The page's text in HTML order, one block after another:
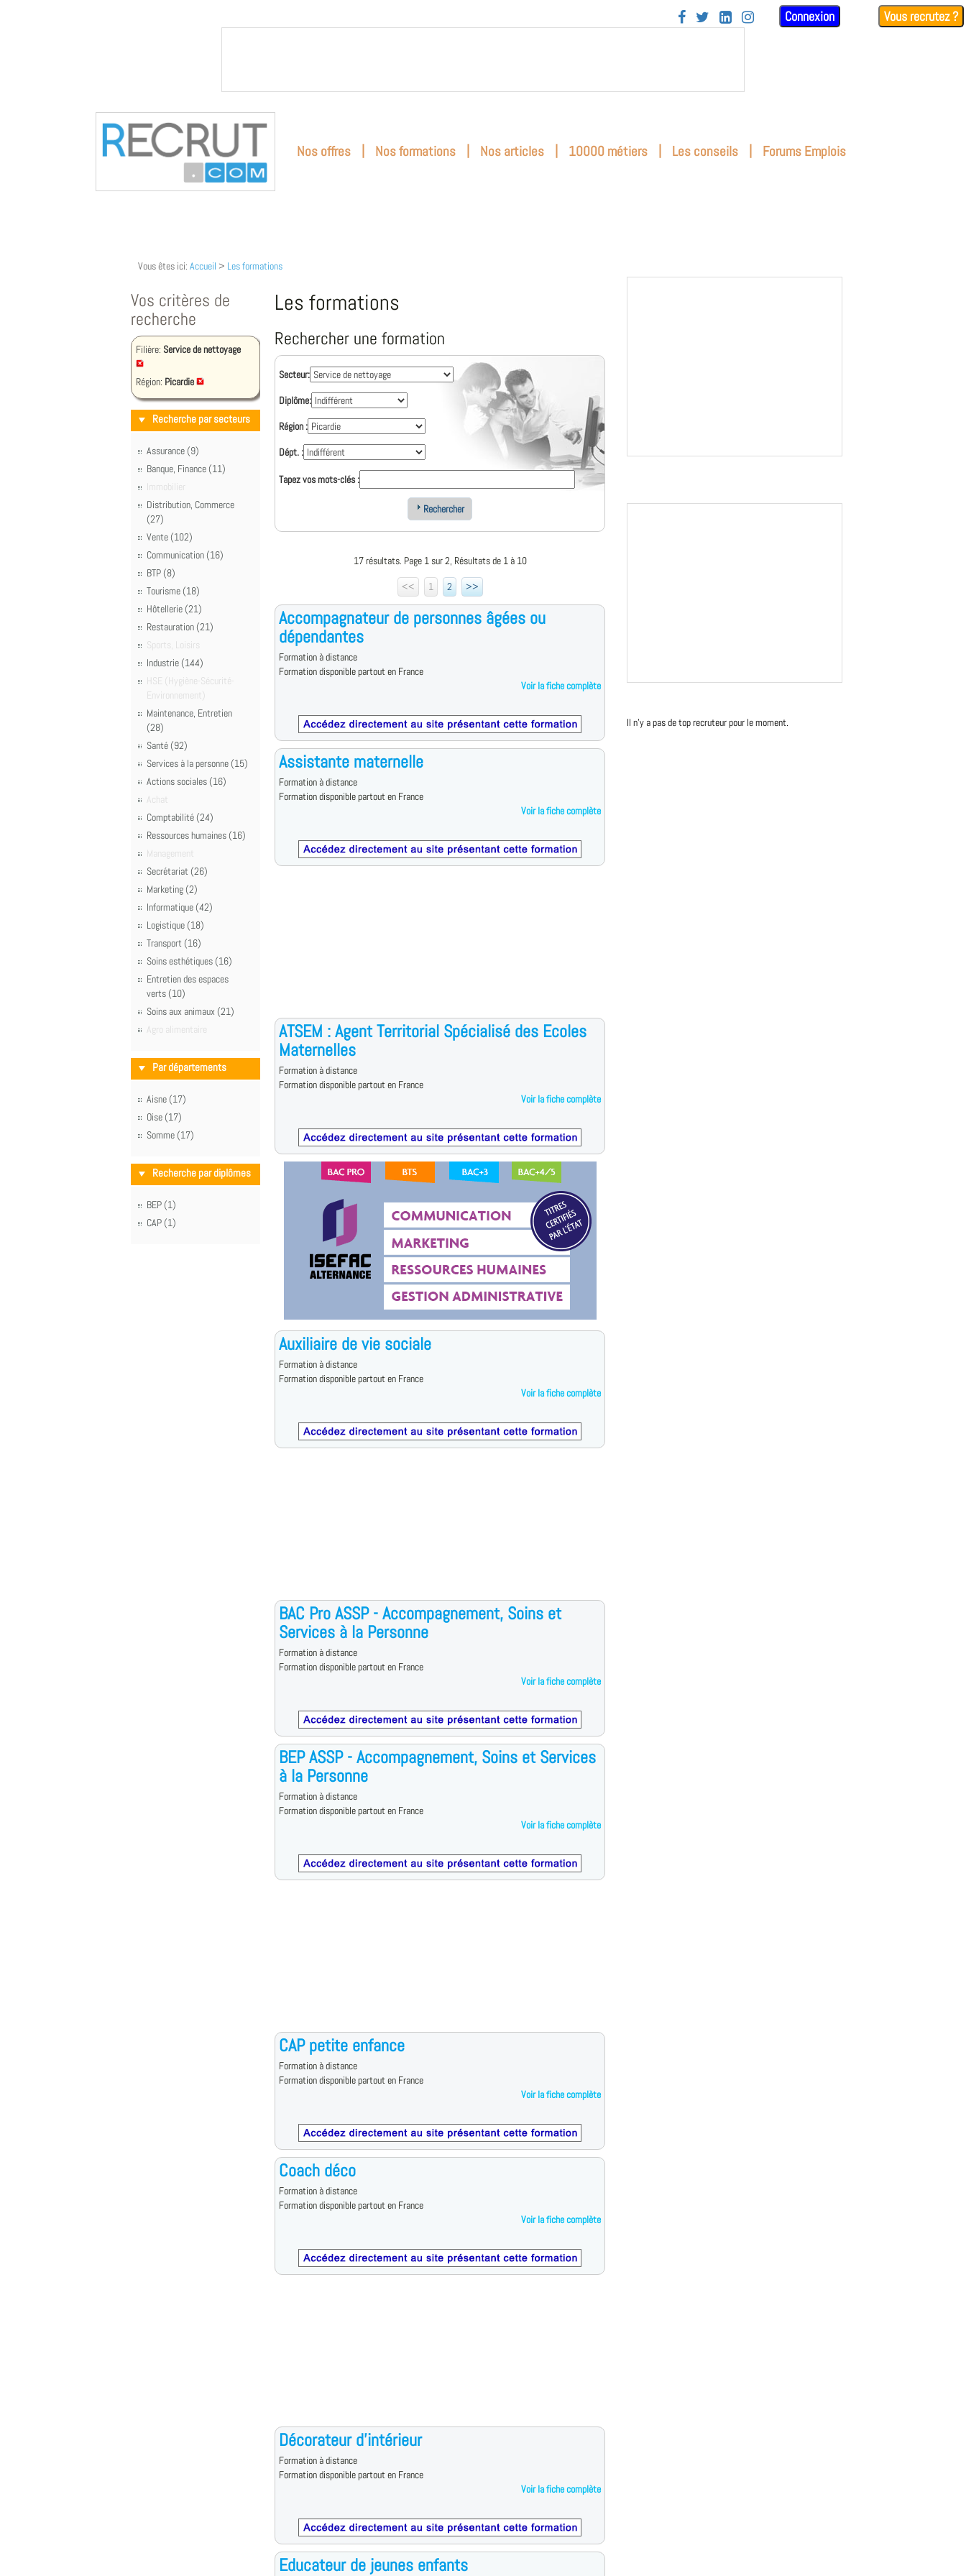
    Connexion Vous recrutez ?
Nos offres | Nos formations | Nos articles | 10000 métiers | Les conseils | Forums Emplois
Vous êtes ici: Accueil > Les formations
Vos critères de
recherche
Filière: Service de nettoyage
Région: Picardie
Recherche par secteurs
Assurance (9)
Banque, Finance (11)
Immobilier
Distribution, Commerce
(27)
Vente (102)
Communication (16)
BTP (8)
Tourisme (18)
Hôtellerie (21)
Restauration (21)
Sports, Loisirs
Industrie (144)
HSE (Hygiène-Sécurité-
Environnement)
Maintenance, Entretien
(28)
Santé (92)
Services à la personne (15)
Actions sociales (16)
Achat
Comptabilité (24)
Ressources humaines (16)
Management
Secrétariat (26)
Marketing (2)
Informatique (42)
Logistique (18)
Transport (16)
Soins esthétiques (16)
Entretien des espaces
verts (10)
Soins aux animaux (21)
Agro alimentaire
Par départements
Aisne (17)
Oise (17)
Somme (17)
Recherche par diplômes
BEP (1)
CAP (1)
Les formations
Rechercher une formation
Secteur:
Diplôme:
Région :
Dépt. :
Tapez vos mots-clés :
Rechercher
17 résultats. Page 1 sur 2, Résultats de 1 à 10
<<
1 2 >>
Accompagnateur de personnes âgées ou
dépendantes
Formation à distance
Formation disponible partout en France
Voir la fiche complète
Assistante maternelle
Formation à distance
Formation disponible partout en France
Voir la fiche complète
ATSEM : Agent Territorial Spécialisé des Ecoles
Maternelles
Formation à distance
Formation disponible partout en France
Voir la fiche complète
Auxiliaire de vie sociale
Formation à distance
Formation disponible partout en France
Voir la fiche complète
BAC Pro ASSP - Accompagnement, Soins et
Services à la Personne
Formation à distance
Formation disponible partout en France
Voir la fiche complète
BEP ASSP - Accompagnement, Soins et Services
à la Personne
Formation à distance
Formation disponible partout en France
Voir la fiche complète
CAP petite enfance
Formation à distance
Formation disponible partout en France
Voir la fiche complète
Coach déco
Formation à distance
Formation disponible partout en France
Voir la fiche complète
Décorateur d'intérieur
Formation à distance
Formation disponible partout en France
Voir la fiche complète
Educateur de jeunes enfants
Il n'y a pas de top recruteur pour le moment.